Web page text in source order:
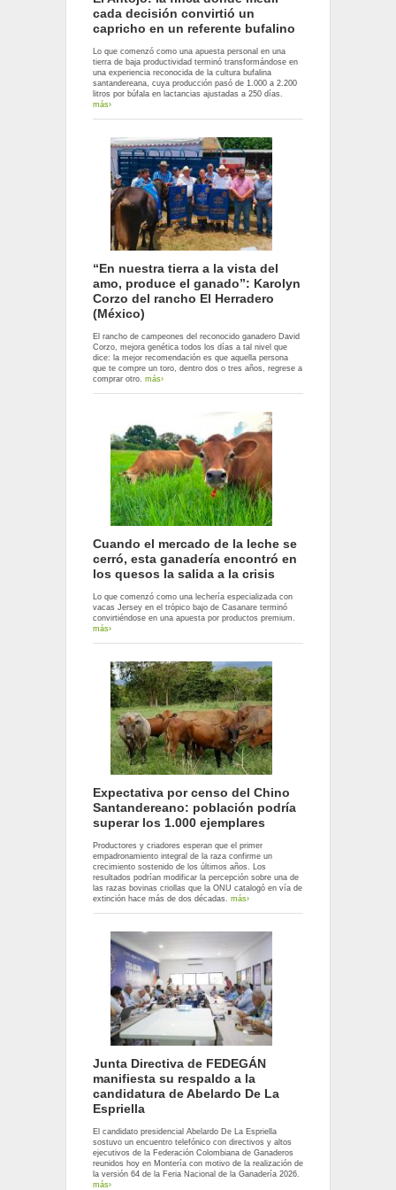
cada decisión convirtió un
capricho en un referente bufalino
Lo que comenzó como una apuesta personal en una
tierra de baja productividad terminó transformándose en
una experiencia reconocida de la cultura bufalina
santandereana, cuya producción pasó de 1.000 a 2.200
litros por búfala en lactancias ajustadas a 250 días.
más›
“En nuestra tierra a la vista del
amo, produce el ganado”: Karolyn
Corzo del rancho El Herradero
(México)
El rancho de campeones del reconocido ganadero David
Corzo, mejora genética todos los días a tal nivel que
dice: la mejor recomendación es que aquella persona
que te compre un toro, dentro dos o tres años, regrese a
comprar otro. más›
Cuando el mercado de la leche se
cerró, esta ganadería encontró en
los quesos la salida a la crisis
Lo que comenzó como una lechería especializada con
vacas Jersey en el trópico bajo de Casanare terminó
convirtiéndose en una apuesta por productos premium.
más›
Expectativa por censo del Chino
Santandereano: población podría
superar los 1.000 ejemplares
Productores y criadores esperan que el primer
empadronamiento integral de la raza confirme un
crecimiento sostenido de los últimos años. Los
resultados podrían modificar la percepción sobre una de
las razas bovinas criollas que la ONU catalogó en vía de
extinción hace más de dos décadas. más›
Junta Directiva de FEDEGÁN
manifiesta su respaldo a la
candidatura de Abelardo De La
Espriella
El candidato presidencial Abelardo De La Espriella
sostuvo un encuentro telefónico con directivos y altos
ejecutivos de la Federación Colombiana de Ganaderos
reunidos hoy en Montería con motivo de la realización de
la versión 64 de la Feria Nacional de la Ganadería 2026.
más›